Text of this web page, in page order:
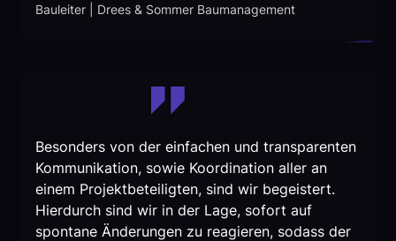
Bauleiter | Drees & Sommer Baumanagement
Besonders von der einfachen und transparenten
Kommunikation, sowie Koordination aller an
einem Projektbeteiligten, sind wir begeistert.
Hierdurch sind wir in der Lage, sofort auf
spontane Änderungen zu reagieren, sodass der